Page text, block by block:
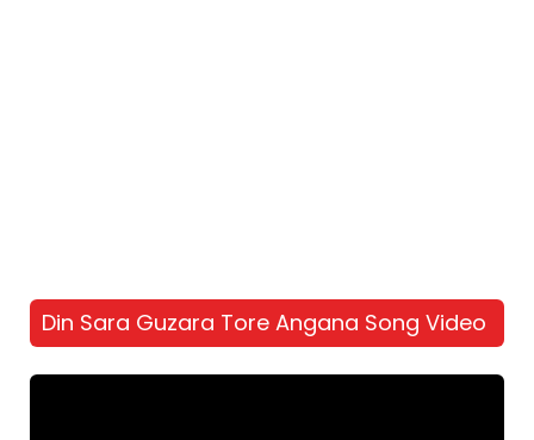
Din Sara Guzara Tore Angana Song Video